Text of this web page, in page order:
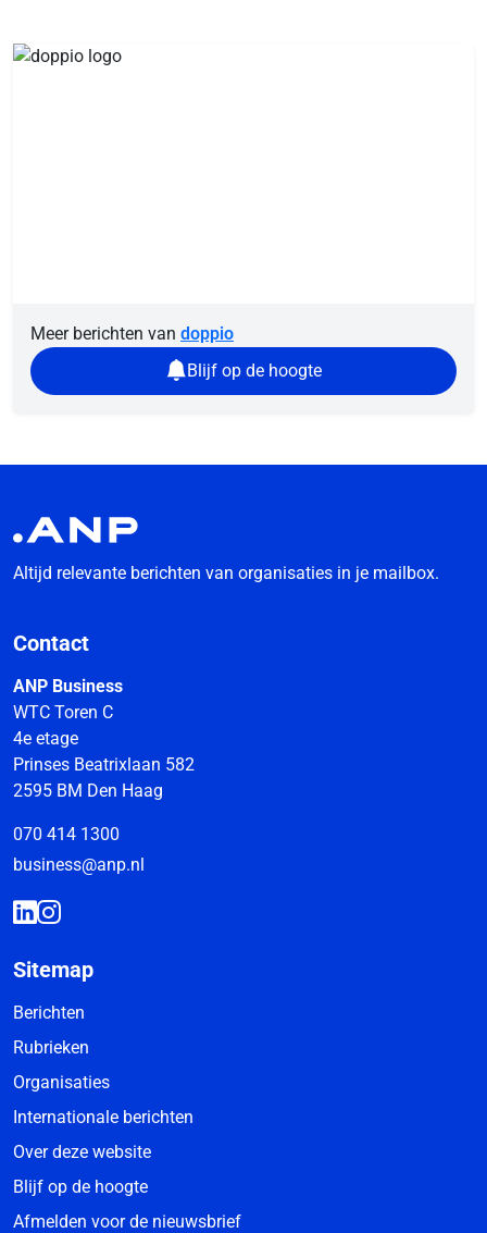
Meer berichten van doppio
Blijf op de hoogte
Altijd relevante berichten van organisaties in je mailbox.
Contact
ANP Business
WTC Toren C
4e etage
Prinses Beatrixlaan 582
2595 BM Den Haag
070 414 1300
business@anp.nl
Sitemap
Berichten
Rubrieken
Organisaties
Internationale berichten
Over deze website
Blijf op de hoogte
Afmelden voor de nieuwsbrief